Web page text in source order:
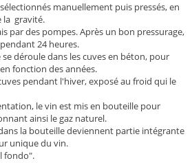
manuellement puis pressés, en
la gravité.
par des pompes. Après un bon pressurage,
24 heures.
déroule dans les cuves en béton, pour
fonction des années.
pendant l'hiver, exposé au froid qui le
le vin est mis en bouteille pour
ainsi le gaz naturel.
la bouteille deviennent partie intégrante
unique du vin.
fondo".